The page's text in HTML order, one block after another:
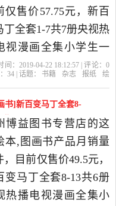
价比很高的绘本,图画
由广东 深圳发货。
仅售价57.75元，新百
丁全套1-7共7册央视热
视漫画全集小学生一
年级动漫故事书6-12岁
开发益智课外阅读书
2019年奇漫图书专营
书籍,杂志,报纸当中性
很高的绘本,图画书，
东 深圳发货。
间：2019-04-22 18:12:57 | 评论： 0
34 | 话题： 书籍 杂志 报纸
绘
书]新百变马丁全套8-
售49.5元
博益图书专营店的这
本,图画书产品月销量
，目前仅售价49.5元，
变马丁全套8-13共6册
热播电视漫画全集小